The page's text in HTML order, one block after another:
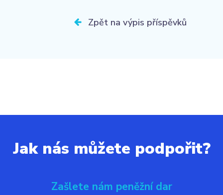
Zpět na výpis příspěvků
Jak nás můžete podpořit?
Zašlete nám peněžní dar